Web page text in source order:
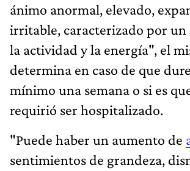
ánimo anormal, elevado,
irritable, caracterizado por un
la actividad y la energía", el
determina en caso de que
mínimo una semana o si es
requirió ser hospitalizado.
"Puede haber un aumento de
sentimientos de grandeza,